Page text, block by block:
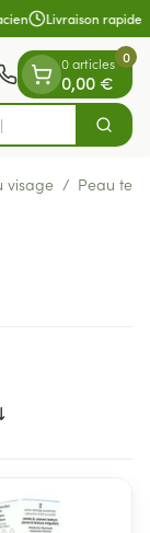
Livraison rapide
0 articles
0,00 €
0
visage / Peau